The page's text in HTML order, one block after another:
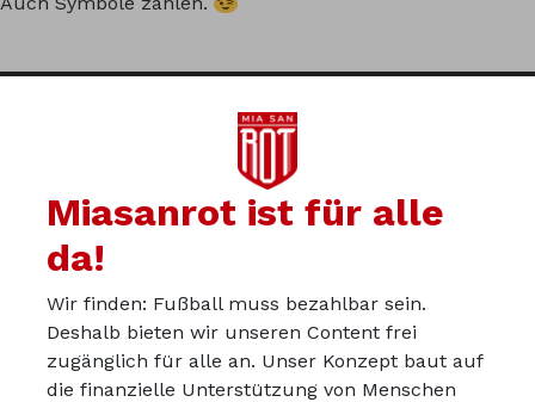
Definitiv ist der Vorstand und insbesondere der
Aufsichtsrat des FC Bayern zu männlich besetzt.
Ich vermute allerdings, dass nicht allein die Qualität der
verantwortete Umsatz ausschlaggebend für die Berufung
in den Vorstand sind. Das macht auch insofern Sinn, weil
vermutlich - korrigiert mich, falls ich mich irre - auch ein
Miasanrot ist für alle
da!
Wir finden: Fußball muss bezahlbar sein.
Deshalb bieten wir unseren Content frei
zugänglich für alle an. Unser Konzept baut auf
die finanzielle Unterstützung von Menschen